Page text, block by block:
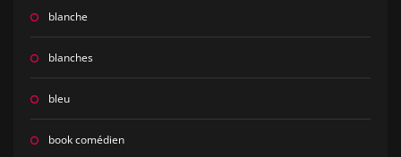
blanche
blanches
bleu
book comédien